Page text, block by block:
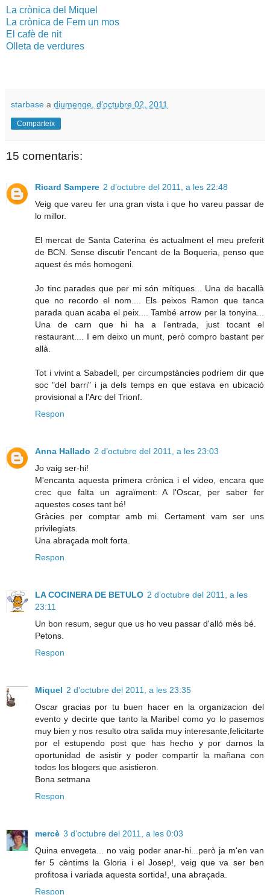
La crònica del Miquel
La crònica de Fem un mos
El cafè de nit
Olleta de verdures
starbase a diumenge, d’octubre 02, 2011
Comparteix
15 comentaris:
Ricard Sampere 2 d’octubre del 2011, a les 22:48
Veig que vareu fer una gran vista i que ho vareu passar de
lo millor.
El mercat de Santa Caterina és actualment el meu preferit
de BCN. Sense discutir l'encant de la Boqueria, penso que
aquest és més homogeni.
Jo tinc parades que per mi són mítiques... Una de bacallà
que no recordo el nom.... Els peixos Ramon que tanca
parada quan acaba el peix.... També arrow per la tonyina...
Una de carn que hi ha a l'entrada, just tocant el
restaurant.... I em deixo un munt, però compro bastant per
allà.
Tot i vivint a Sabadell, per circumpstàncies podríem dir que
soc "del barri" i ja dels temps en que estava en ubicació
provisional a l'Arc del Trionf.
Respon
Anna Hallado 2 d’octubre del 2011, a les 23:03
Jo vaig ser-hi!
M'encanta aquesta primera crònica i el video, encara que
crec que falta un agraïment: A l'Oscar, per saber fer
aquestes coses tant bé!
Gràcies per comptar amb mi. Certament vam ser uns
privilegiats.
Una abraçada molt forta.
Respon
LA COCINERA DE BETULO 2 d’octubre del 2011, a les
23:11
Un bon resum, segur que us ho veu passar d'alló més bé.
Petons.
Respon
Miquel 2 d’octubre del 2011, a les 23:35
Oscar gracias por tu buen hacer en la organizacion del
evento y decirte que tanto la Maribel como yo lo pasemos
muy bien y nos resulto otra salida muy interesante,felicitarte
por el estupendo post que has hecho y por darnos la
oportunidad de asistir y poder compartir la mañana con
todos los blogers que asistieron.
Bona setmana
Respon
mercè 3 d’octubre del 2011, a les 0:03
Quina envegeta... no vaig poder anar-hi...però ja m'en van
fer 5 cèntims la Gloria i el Josep!, veig que va ser ben
profitosa i variada aquesta sortida!, una abraçada.
Respon